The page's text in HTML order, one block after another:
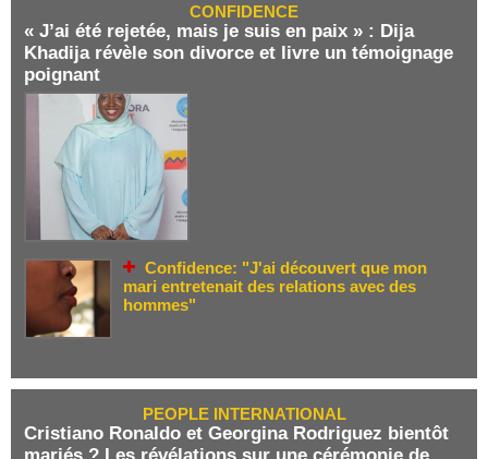
CONFIDENCE
« J’ai été rejetée, mais je suis en paix » : Dija
Khadija révèle son divorce et livre un témoignage
poignant
Confidence: "J'ai découvert que mon
mari entretenait des relations avec des
hommes"
PEOPLE INTERNATIONAL
Cristiano Ronaldo et Georgina Rodriguez bientôt